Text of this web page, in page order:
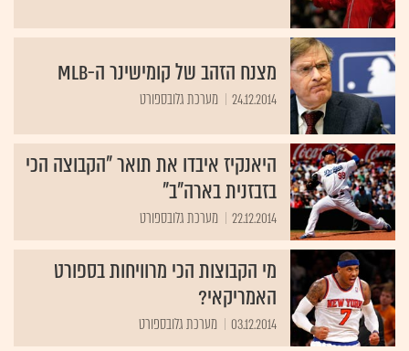
מצנח הזהב של קומישינר ה-MLB
24.12.2014 מערכת גלובספורט
היאנקיז איבדו את תואר "הקבוצה הכי
בזבזנית בארה"ב"
22.12.2014 מערכת גלובספורט
מי הקבוצות הכי מרוויחות בספורט
האמריקאי?
03.12.2014 מערכת גלובספורט